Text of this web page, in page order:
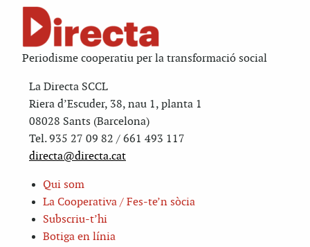
Periodisme cooperatiu per la transformació social
La Directa SCCL
Riera d’Escuder, 38, nau 1, planta 1
08028 Sants (Barcelona)
Tel. 935 27 09 82 / 661 493 117
directa@directa.cat
Qui som
La Cooperativa / Fes-te’n sòcia
Subscriu-t’hi
Botiga en línia